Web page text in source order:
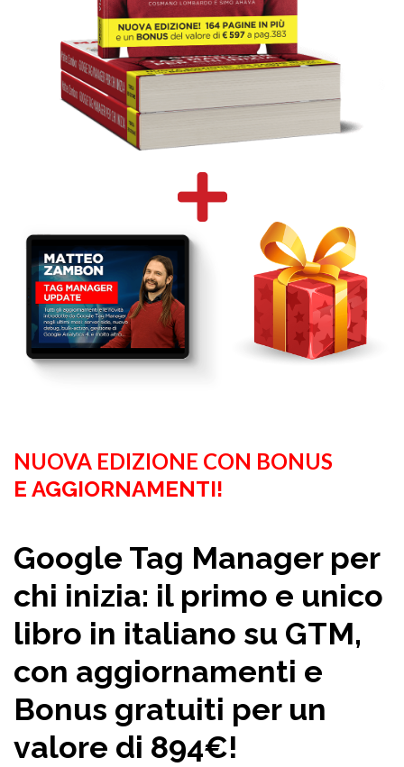
NUOVA EDIZIONE CON BONUS
E AGGIORNAMENTI!
Google Tag Manager per
chi inizia: il primo e unico
libro in italiano su GTM,
con aggiornamenti e
Bonus gratuiti per un
valore di 894€!